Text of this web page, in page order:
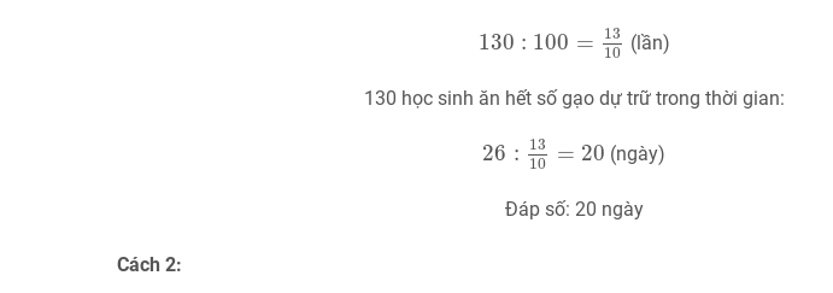
130 : 100 =
13
10
130 100= 10
(lần)
130 học sinh ăn hết số gạo dự trữ trong thời gian:
26 :
13
10
= 20
26 1310 20
(ngày)
Đáp số: 20 ngày
Cách 2: